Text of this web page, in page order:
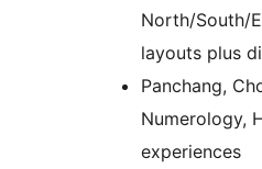
North/South/
layouts plus
Panchang,
Numerology,
experiences